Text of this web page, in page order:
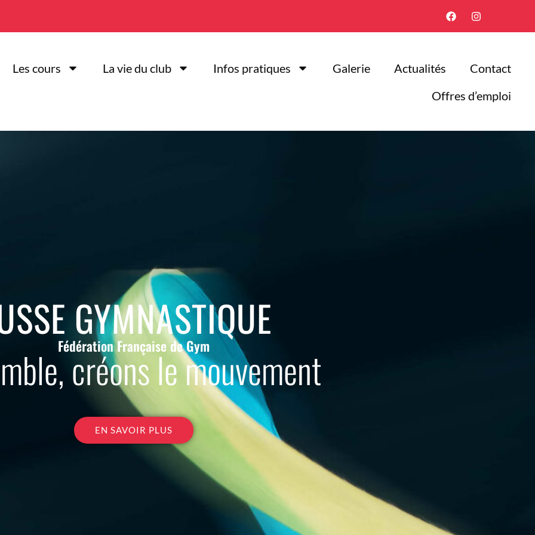
Les cours La vie du club Infos pratiques Galerie Actualités
Contact
Offres d’emploi
GYMNASTIQUE
Fédération Française de Gym
créons le mouvement
EN SAVOIR PLUS